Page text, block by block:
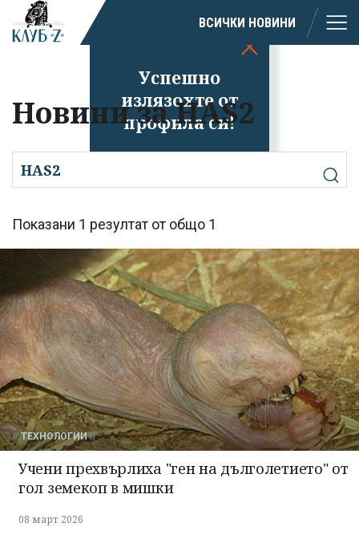
Успешно
излязохте от
профила си!
ВСИЧКИ НОВИНИ
Новини за HAS2
Показани 1 резултат от общо 1
ТЕХНОЛОГИИ
Учени прехвърлиха "ген на дълголетието" от
гол земекоп в мишки
08 март 2026